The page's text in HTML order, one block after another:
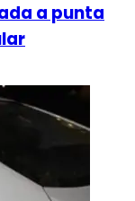
a punta